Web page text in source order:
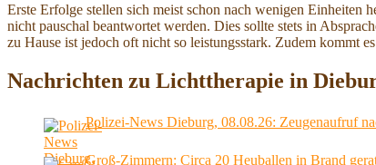
Erste Erfolge stellen sich meist schon nach wenigen Einheiten
nicht pauschal beantwortet werden. Dies sollte stets in
zu Hause ist jedoch oft nicht so leistungsstark. Zudem kommt
Nachrichten zu Lichttherapie in
Polizei-News Dieburg, 08.08.26: Zeugenaufruf
Groß-Zimmern: Circa 20 Heuballen in Brand